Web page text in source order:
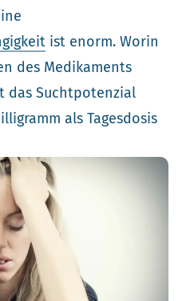
ist enorm. Worin
des Medikaments
das Suchtpotenzial
als Tagesdosis